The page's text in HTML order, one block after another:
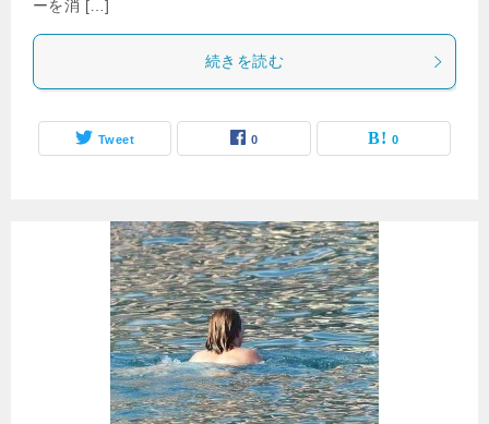
ーを消 […]
続きを読む
Tweet 0 0